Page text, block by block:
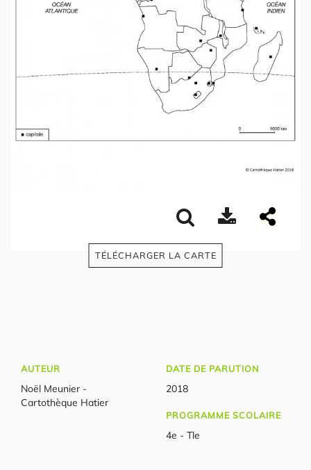
TÉLÉCHARGER LA CARTE
AUTEUR
Noël Meunier -
Cartothèque Hatier
DATE DE PARUTION
2018
PROGRAMME SCOLAIRE
4e - Tle